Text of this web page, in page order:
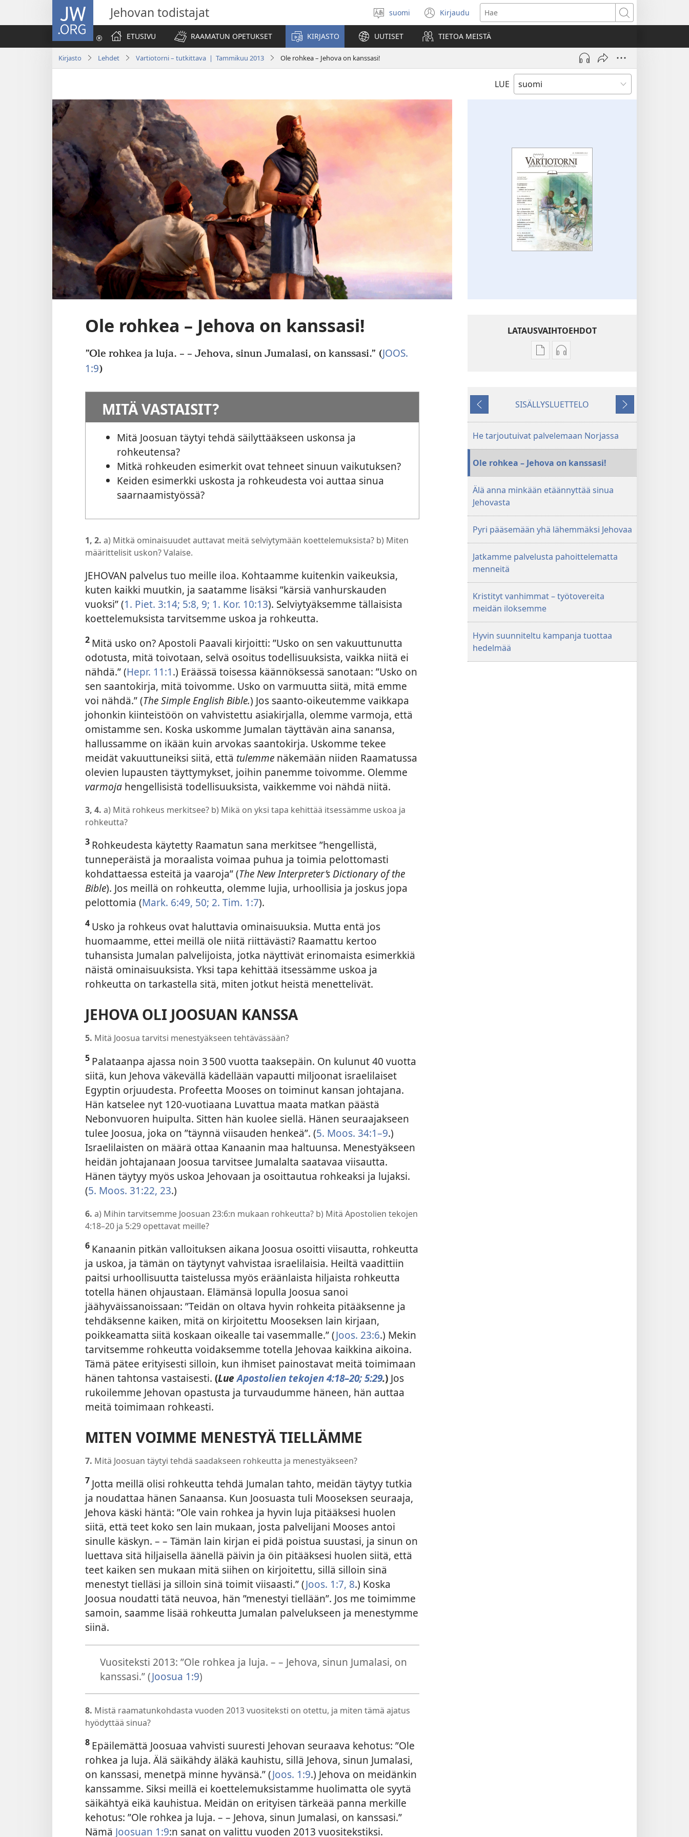
JW.ORG Jehovan todistajat
Valitse
kieli
suomi Kirjaudu
(avaa
uuden
ikkunan)
Hae
ETUSIVU
RAAMATUN OPETUKSET KIRJASTO UUTISET TIETOA MEISTÄ
Kirjasto Lehdet Vartiotorni – tutkittava | Tammikuu 2013 Ole rohkea – Jehova on kanssasi!
LUE
Ole rohkea – Jehova on kanssasi!
”Ole rohkea ja luja. – – Jehova, sinun Jumalasi, on kanssasi.” (JOOS.
1:9)
MITÄ VASTAISIT?
Mitä Joosuan täytyi tehdä säilyttääkseen uskonsa ja
rohkeutensa?
Mitkä rohkeuden esimerkit ovat tehneet sinuun vaikutuksen?
Keiden esimerkki uskosta ja rohkeudesta voi auttaa sinua
saarnaamistyössä?
1, 2. a) Mitkä ominaisuudet auttavat meitä selviytymään koettelemuksista? b) Miten
määrittelisit uskon? Valaise.
JEHOVAN palvelus tuo meille iloa. Kohtaamme kuitenkin vaikeuksia,
kuten kaikki muutkin, ja saatamme lisäksi ”kärsiä vanhurskauden
vuoksi” (1. Piet. 3:14; 5:8, 9; 1. Kor. 10:13). Selviytyäksemme tällaisista
koettelemuksista tarvitsemme uskoa ja rohkeutta.
2 Mitä usko on? Apostoli Paavali kirjoitti: ”Usko on sen vakuuttunutta
odotusta, mitä toivotaan, selvä osoitus todellisuuksista, vaikka niitä ei
nähdä.” (Hepr. 11:1.) Eräässä toisessa käännöksessä sanotaan: ”Usko on
sen saantokirja, mitä toivomme. Usko on varmuutta siitä, mitä emme
voi nähdä.” (The Simple English Bible.) Jos saanto-oikeutemme vaikkapa
johonkin kiinteistöön on vahvistettu asiakirjalla, olemme varmoja, että
omistamme sen. Koska uskomme Jumalan täyttävän aina sanansa,
hallussamme on ikään kuin arvokas saantokirja. Uskomme tekee
meidät vakuuttuneiksi siitä, että tulemme näkemään niiden Raamatussa
olevien lupausten täyttymykset, joihin panemme toivomme. Olemme
varmoja hengellisistä todellisuuksista, vaikkemme voi nähdä niitä.
3, 4. a) Mitä rohkeus merkitsee? b) Mikä on yksi tapa kehittää itsessämme uskoa ja
rohkeutta?
3 Rohkeudesta käytetty Raamatun sana merkitsee ”hengellistä,
tunneperäistä ja moraalista voimaa puhua ja toimia pelottomasti
kohdattaessa esteitä ja vaaroja” (The New Interpreter’s Dictionary of the
Bible). Jos meillä on rohkeutta, olemme lujia, urhoollisia ja joskus jopa
pelottomia (Mark. 6:49, 50; 2. Tim. 1:7).
4 Usko ja rohkeus ovat haluttavia ominaisuuksia. Mutta entä jos
huomaamme, ettei meillä ole niitä riittävästi? Raamattu kertoo
tuhansista Jumalan palvelijoista, jotka näyttivät erinomaista esimerkkiä
näistä ominaisuuksista. Yksi tapa kehittää itsessämme uskoa ja
rohkeutta on tarkastella sitä, miten jotkut heistä menettelivät.
JEHOVA OLI JOOSUAN KANSSA
5. Mitä Joosua tarvitsi menestyäkseen tehtävässään?
5 Palataanpa ajassa noin 3 500 vuotta taaksepäin. On kulunut 40 vuotta
siitä, kun Jehova väkevällä kädellään vapautti miljoonat israelilaiset
Egyptin orjuudesta. Profeetta Mooses on toiminut kansan johtajana.
Hän katselee nyt 120-vuotiaana Luvattua maata matkan päästä
Nebonvuoren huipulta. Sitten hän kuolee siellä. Hänen seuraajakseen
tulee Joosua, joka on ”täynnä viisauden henkeä”. (5. Moos. 34:1–9.)
Israelilaisten on määrä ottaa Kanaanin maa haltuunsa. Menestyäkseen
heidän johtajanaan Joosua tarvitsee Jumalalta saatavaa viisautta.
Hänen täytyy myös uskoa Jehovaan ja osoittautua rohkeaksi ja lujaksi.
(5. Moos. 31:22, 23.)
6. a) Mihin tarvitsemme Joosuan 23:6:n mukaan rohkeutta? b) Mitä Apostolien tekojen
4:18–20 ja 5:29 opettavat meille?
6 Kanaanin pitkän valloituksen aikana Joosua osoitti viisautta, rohkeutta
ja uskoa, ja tämän on täytynyt vahvistaa israelilaisia. Heiltä vaadittiin
paitsi urhoollisuutta taistelussa myös eräänlaista hiljaista rohkeutta
totella hänen ohjaustaan. Elämänsä lopulla Joosua sanoi
jäähyväissanoissaan: ”Teidän on oltava hyvin rohkeita pitääksenne ja
tehdäksenne kaiken, mitä on kirjoitettu Mooseksen lain kirjaan,
poikkeamatta siitä koskaan oikealle tai vasemmalle.” (Joos. 23:6.) Mekin
tarvitsemme rohkeutta voidaksemme totella Jehovaa kaikkina aikoina.
Tämä pätee erityisesti silloin, kun ihmiset painostavat meitä toimimaan
hänen tahtonsa vastaisesti. (LueApostolien tekojen 4:18–20;5:29.) Jos
rukoilemme Jehovan opastusta ja turvaudumme häneen, hän auttaa
meitä toimimaan rohkeasti.
MITEN VOIMME MENESTYÄ TIELLÄMME
7. Mitä Joosuan täytyi tehdä saadakseen rohkeutta ja menestyäkseen?
7 Jotta meillä olisi rohkeutta tehdä Jumalan tahto, meidän täytyy tutkia
ja noudattaa hänen Sanaansa. Kun Joosuasta tuli Mooseksen seuraaja,
Jehova käski häntä: ”Ole vain rohkea ja hyvin luja pitääksesi huolen
siitä, että teet koko sen lain mukaan, josta palvelijani Mooses antoi
sinulle käskyn. – – Tämän lain kirjan ei pidä poistua suustasi, ja sinun on
luettava sitä hiljaisella äänellä päivin ja öin pitääksesi huolen siitä, että
teet kaiken sen mukaan mitä siihen on kirjoitettu, sillä silloin sinä
menestyt tielläsi ja silloin sinä toimit viisaasti.” (Joos. 1:7, 8.) Koska
Joosua noudatti tätä neuvoa, hän ”menestyi tiellään”. Jos me toimimme
samoin, saamme lisää rohkeutta Jumalan palvelukseen ja menestymme
siinä.
Vuositeksti 2013: ”Ole rohkea ja luja. – – Jehova, sinun Jumalasi, on
kanssasi.” (Joosua 1:9)
8. Mistä raamatunkohdasta vuoden 2013 vuositeksti on otettu, ja miten tämä ajatus
hyödyttää sinua?
8 Epäilemättä Joosuaa vahvisti suuresti Jehovan seuraava kehotus: ”Ole
rohkea ja luja. Älä säikähdy äläkä kauhistu, sillä Jehova, sinun Jumalasi,
on kanssasi, menetpä minne hyvänsä.” (Joos. 1:9.) Jehova on meidänkin
kanssamme. Siksi meillä ei koettelemuksistamme huolimatta ole syytä
säikähtyä eikä kauhistua. Meidän on erityisen tärkeää panna merkille
kehotus: ”Ole rohkea ja luja. – – Jehova, sinun Jumalasi, on kanssasi.”
Nämä Joosuan 1:9:n sanat on valittu vuoden 2013 vuositekstiksi.
LATAUSVAIHTOEHDOT
Julkaisujen
TUTKITTAVA
Äänitteiden
TUTKITTAVA
Tammikuu 2013
Edellinen
SISÄLLYSLUETTELO
Seuraava
He tarjoutuivat palvelemaan Norjassa
Ole rohkea – Jehova on kanssasi!
Älä anna minkään etäännyttää sinua
Jehovasta
Pyri pääsemään yhä lähemmäksi Jehovaa
Jatkamme palvelusta pahoittelematta
menneitä
Kristityt vanhimmat – työtovereita
meidän iloksemme
Hyvin suunniteltu kampanja tuottaa
hedelmää